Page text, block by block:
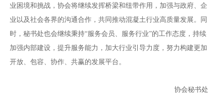
业困境和挑战，协会将继续发挥桥梁和纽带作用，加强与政府、企
业以及社会各界的沟通合作，共同推动混凝土行业高质量发展。同
时，秘书处也会继续秉持“服务会员、服务行业”的工作态度，持续
加强内部建设，提升服务能力，加大行业引导力度，努力构建更加
开放、包容、协作、共赢的发展平台。
协会秘书处